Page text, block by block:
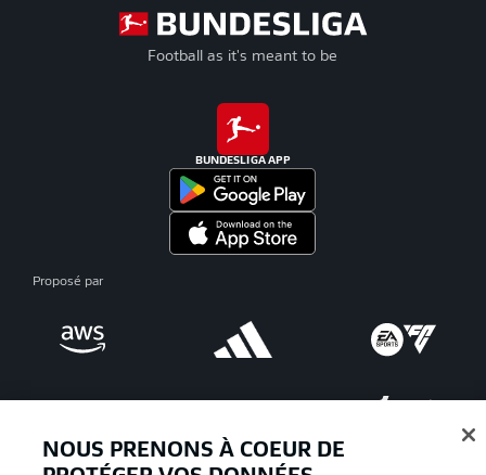
Football as it's meant to be
BUNDESLIGA APP
Proposé par
NOUS PRENONS À COEUR DE